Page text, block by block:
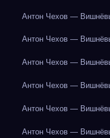
Антон Чехов —
Антон Чехов —
Антон Чехов —
Антон Чехов —
Антон Чехов —
Антон Чехов —